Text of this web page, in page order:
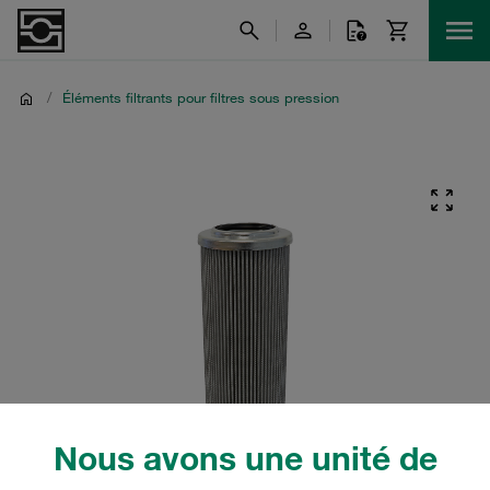
Nous avons une unité de
/ Éléments filtrants pour filtres sous pression